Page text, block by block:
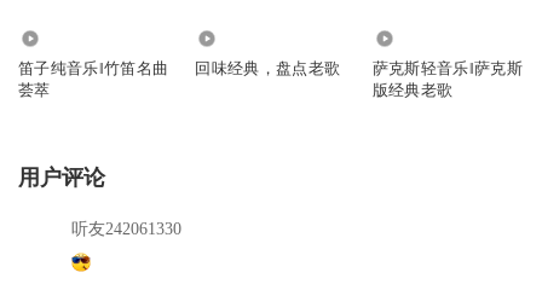
笛子纯音乐‖竹笛名曲
荟萃
回味经典，盘点老歌
萨克斯轻音乐‖萨克斯
版经典老歌
用户评论
听友242061330